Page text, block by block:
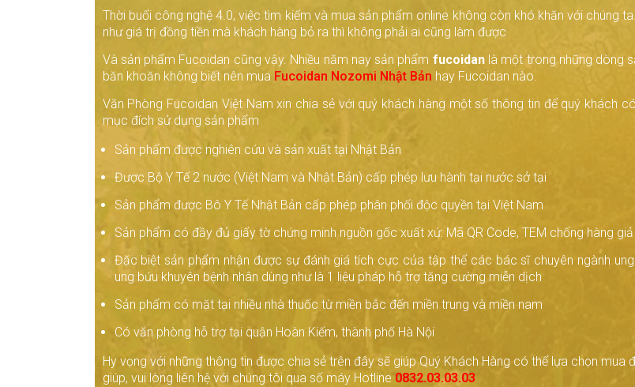
Fucoidan Nozomi Nhật Bản.
Ninh Thị Nguyên , 090XXXX157, (Hộp 150 viên) Tảo nâu Mozuku
Fucoidan Nozomi Nhật Bản.
Hoàng Thị Huệ , 093XXXX169, (Hộp 150 viên) Tảo nâu Mozuku
Thời buổi công nghệ 4.0, việc tìm kiếm và mua sản phẩm online không còn khó khăn với chúng
như giá trị đồng tiền mà khách hàng bỏ ra thì không phải ai cũng làm được
Và sản phẩm Fucoidan cũng vậy. Nhiều năm nay sản phẩm fucoidanlà một trong những dòng
băn khoăn không biết nên mua Fucoidan Nozomi Nhật Bản hay Fucoidan nào.
Văn Phòng Fucoidan Việt Nam xin chia sẻ với quý khách hàng một số thông tin để quý khách
mục đích sử dụng sản phẩm
Sản phẩm được nghiên cứu và sản xuất tại Nhật Bản
Được Bộ Y Tế 2 nước (Việt Nam và Nhật Bản) cấp phép lưu hành tại nước sở tại
Sản phẩm được Bô Y Tế Nhật Bản cấp phép phân phối độc quyền tại Việt Nam
Sản phẩm có đầy đủ giấy tờ chứng minh nguồn gốc xuất xứ: Mã QR Code, TEM chống hàng
Đặc biệt sản phẩm nhận được sự đánh giá tích cực của tập thể các bác sĩ chuyên ngành
ung bứu khuyên bệnh nhân dùng như là 1 liệu pháp hỗ trợ tăng cường miễn dịch
Sản phẩm có mặt tại nhiều nhà thuốc từ miền bắc đến miền trung và miền nam
Có văn phòng hỗ trợ tại quận Hoàn Kiếm, thành phố Hà Nội
Hy vọng với những thông tin được chia sẻ trên đây sẽ giúp Quý Khách Hàng có thể lựa chọn
giúp, vui lòng liên hệ với chúng tôi qua số máy Hotline 0832.03.03.03